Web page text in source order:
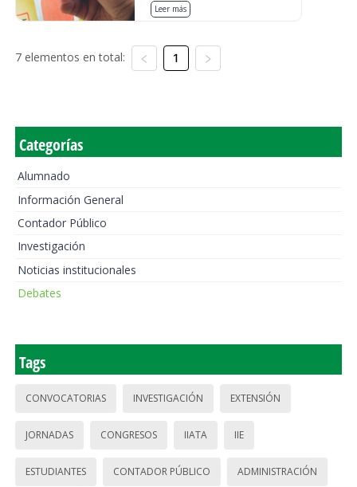
Leer más
7 elementos en total: 1
Categorías
Alumnado
Información General
Contador Público
Investigación
Noticias institucionales
Debates
Tags
CONVOCATORIAS INVESTIGACIÓN EXTENSIÓN
JORNADAS CONGRESOS IIATA IIE
ESTUDIANTES CONTADOR PÚBLICO ADMINISTRACIÓN